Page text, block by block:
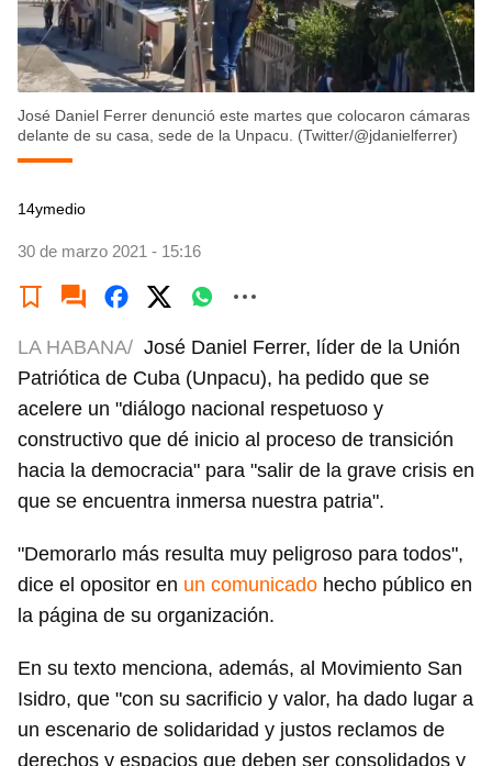
José Daniel Ferrer denunció este martes que colocaron cámaras
delante de su casa, sede de la Unpacu. (Twitter/@jdanielferrer)
14ymedio
30 de marzo 2021 - 15:16
LA HABANA/ José Daniel Ferrer, líder de la Unión
Patriótica de Cuba (Unpacu), ha pedido que se
acelere un "diálogo nacional respetuoso y
constructivo que dé inicio al proceso de transición
hacia la democracia" para "salir de la grave crisis en
que se encuentra inmersa nuestra patria".
"Demorarlo más resulta muy peligroso para todos",
dice el opositor en un comunicado hecho público en
la página de su organización.
En su texto menciona, además, al Movimiento San
Isidro, que "con su sacrificio y valor, ha dado lugar a
un escenario de solidaridad y justos reclamos de
derechos y espacios que deben ser consolidados y